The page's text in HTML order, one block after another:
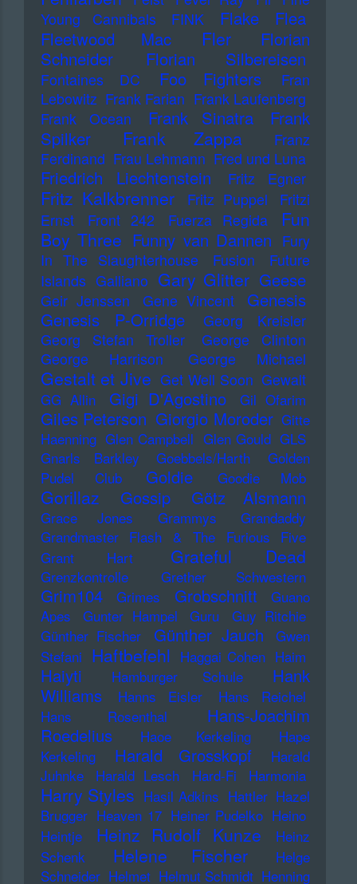
Young Cannibals
FINK Flake
Flea
Fleetwood Mac
Fler
Florian
Schneider
Florian Silbereisen
Fontaines DC Foo Fighters
Fran
Lebowitz Frank Farian Frank Laufenberg
Frank Ocean
Frank Sinatra
Frank
Spilker
Frank Zappa
Franz
Ferdinand Frau Lehmann Fred und Luna
Friedrich Liechtenstein Fritz Egner
Fritz Kalkbrenner Fritz Puppel
Fritzi
Ernst
Front 242 Fuerza Regida
Fun
Boy Three Funny van Dannen Fury
In The Slaughterhouse
Fusion
Future
Islands Galliano Gary Glitter Geese
Geir Jenssen Gene Vincent
Genesis
Genesis P-Orridge
Georg Kreisler
Georg Stefan Troller
George Clinton
George Harrison
George Michael
Gestalt et Jive Get Well Soon Gewalt
GG Allin
Gigi D'Agostino Gil Ofarim
Giles Peterson Giorgio Moroder Gitte
Haenning Glen Campbell Glen Gould GLS
Gnarls Barkley
Goebbels/Harth
Golden
Pudel Club
Goldie Goodie Mob
Gorillaz Gossip Götz Alsmann
Grace Jones Grammys
Grandaddy
Grandmaster Flash & The Furious Five
Grant Hart
Grateful Dead
Grenzkontrolle Grether Schwestern
Grim104 Grimes Grobschnitt
Guano
Apes
Gunter Hampel Guru
Guy Ritchie
Günther Fischer
Günther Jauch
Gwen
Stefani Haftbefehl Haggai Cohen Haim
Haiyti Hamburger Schule
Hank
Williams
Hanns Eisler
Hans Reichel
Hans Rosenthal
Hans-Joachim
Roedelius
Haoe Kerkeling
Hape
Kerkeling
Harald Grosskopf
Harald
Juhnke
Harald Lesch Hard-Fi Harmonia
Harry Styles Hasil Adkins Hattler Hazel
Brugger Heaven 17 Heiner Pudelko Heino
Heintje
Heinz Rudolf Kunze
Heinz
Schenk
Helene Fischer
Helge
Schneider Helmet Helmut Schmidt Henning